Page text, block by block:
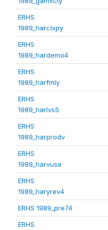
ERHS
1989_harclxpy
ERHS
1989_hardemo4
ERHS
1989_harfmly
ERHS
1989_harlvs5
ERHS
1989_harprodv
ERHS
1989_harvuse
ERHS
1989_haryrev4
ERHS 1989_pre74
ERHS